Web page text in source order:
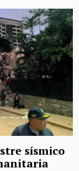
sísmico